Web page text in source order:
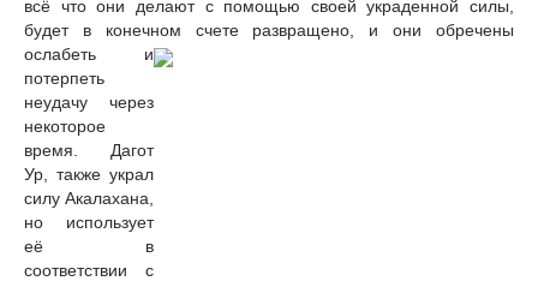
всё что они делают с помощью своей украденной силы,
будет в конечном счете развращено, иони обречены
ослабеть и
потерпеть
неудачу через
некоторое
время. Дагот
Ур, также украл
силу Акалахана,
но использует
её в
соответствии с